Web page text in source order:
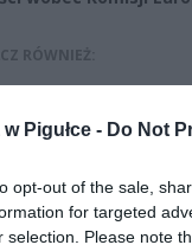
Pigułce - Do Not
opt-out of the sale,
for targeted
selection. Please note
RÓWNIEŻ:
przecenił hit do
dla milionów
wciąż można